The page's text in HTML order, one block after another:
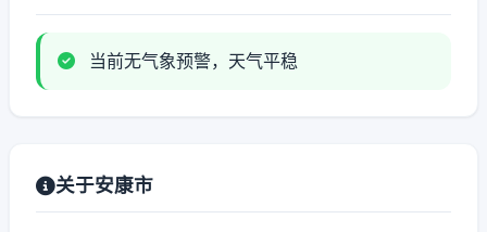
当前无气象预警，天气平稳
关于安康市